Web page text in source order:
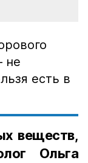
не
есть в
веществ,
Ольга